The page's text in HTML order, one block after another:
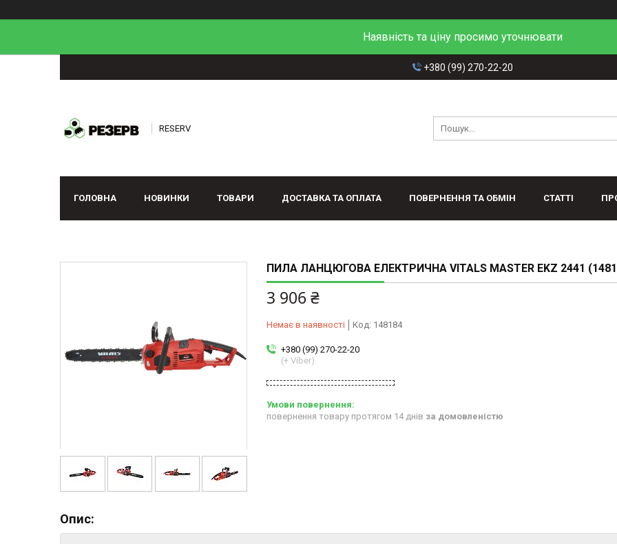
Наявність та ціну просимо уточнювати
+380 (99) 270-22-20
RESERV
ГОЛОВНА НОВИНКИ ТОВАРИ ДОСТАВКА ТА ОПЛАТА ПОВЕРНЕННЯ ТА ОБМІН СТАТТІ
ПИЛА ЛАНЦЮГОВА ЕЛЕКТРИЧНА VITALS MASTER EKZ 2441
3 906 ₴
Немає в наявності Код: 148184
+380 (99) 270-22-20
(+ Viber)
повернення товару протягом 14 днів за домовленістю
Опис: